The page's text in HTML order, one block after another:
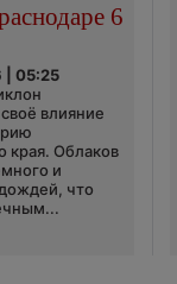
6
| 05:25
влияние
края. Облаков
и
что